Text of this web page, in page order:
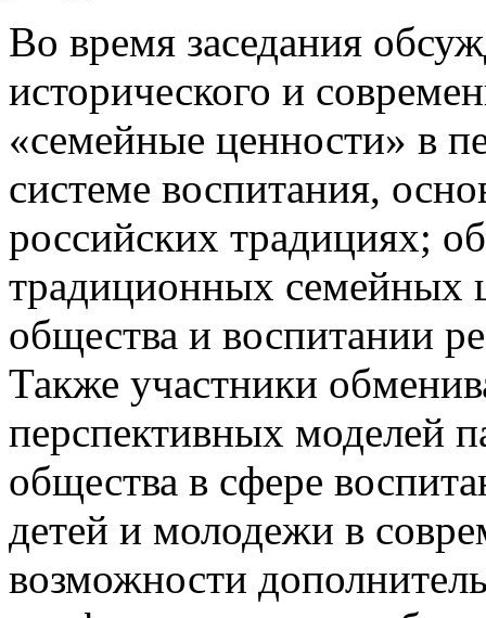
Во время заседания
исторического и
«семейные ценности» в
системе воспитания,
российских традициях;
традиционных семейных
общества и воспитании
Также участники
перспективных моделей
общества в сфере
детей и молодежи в
возможности